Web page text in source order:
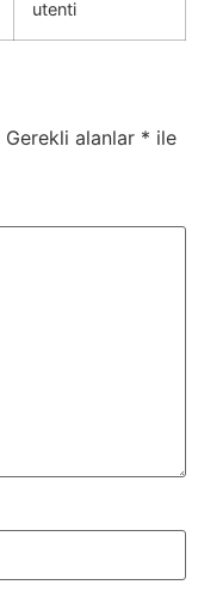
utenti
Gerekli alanlar * ile